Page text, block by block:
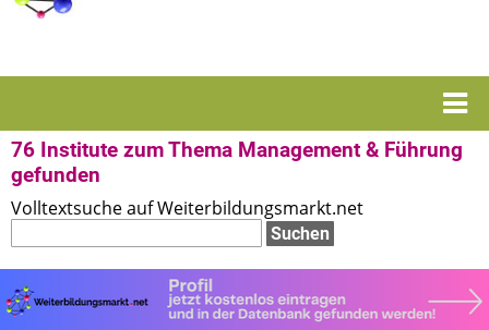
76 Institute zum Thema Management & Führung
gefunden
Volltextsuche auf Weiterbildungsmarkt.net